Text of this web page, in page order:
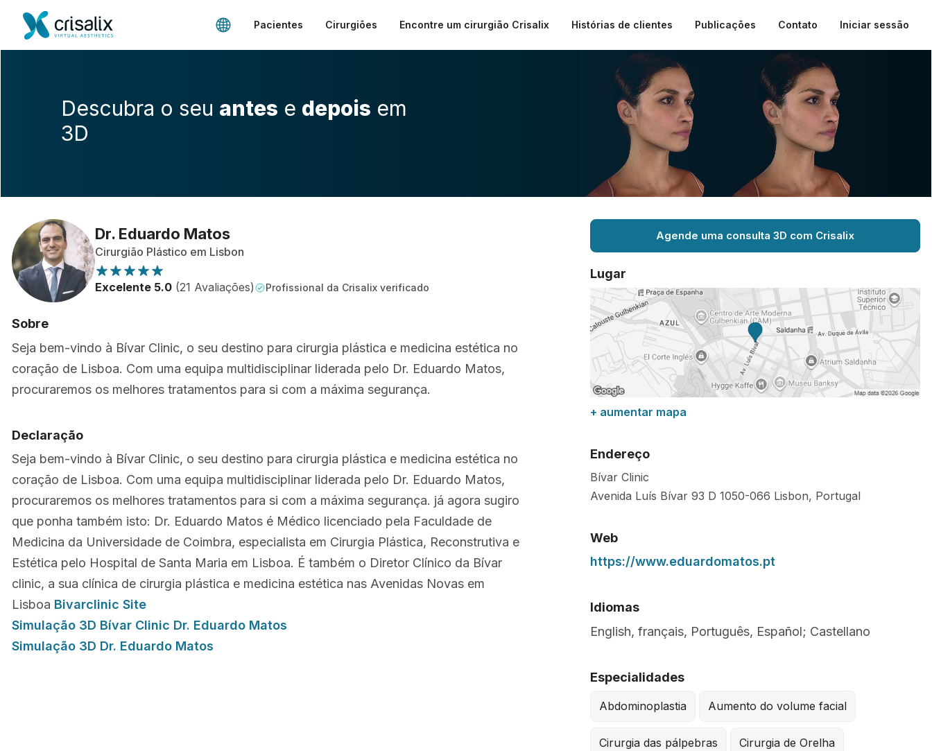
Pacientes Cirurgiões Encontre um cirurgião Crisalix Histórias de clientes Publicações Contato Iniciar sessão
Descubra o seu antes e depois em
3D
Dr. Eduardo Matos
Cirurgião Plástico em Lisbon
Excelente 5.0 (21 Avaliações) Profissional da Crisalix verificado
Sobre
Seja bem-vindo à Bívar Clinic, o seu destino para cirurgia plástica e medicina estética no
coração de Lisboa. Com uma equipa multidisciplinar liderada pelo Dr. Eduardo Matos,
procuraremos os melhores tratamentos para si com a máxima segurança.
Declaração
Seja bem-vindo à Bívar Clinic, o seu destino para cirurgia plástica e medicina estética no
coração de Lisboa. Com uma equipa multidisciplinar liderada pelo Dr. Eduardo Matos,
procuraremos os melhores tratamentos para si com a máxima segurança. já agora sugiro
que ponha também isto: Dr. Eduardo Matos é Médico licenciado pela Faculdade de
Medicina da Universidade de Coimbra, especialista em Cirurgia Plástica, Reconstrutiva e
Estética pelo Hospital de Santa Maria em Lisboa. É também o Diretor Clínico da Bívar
clinic, a sua clínica de cirurgia plástica e medicina estética nas Avenidas Novas em
Lisboa Bivarclinic Site
Simulação 3D Bívar Clinic Dr. Eduardo Matos
Simulação 3D Dr. Eduardo Matos
Agende uma consulta 3D com Crisalix
Lugar
+ aumentar mapa
Endereço
Bívar Clinic
Avenida Luís Bívar 93 D 1050-066 Lisbon, Portugal
Web
https://www.eduardomatos.pt
Idiomas
English, français, Português, Español; Castellano
Especialidades
Abdominoplastia Aumento do volume facial
Cirurgia das pálpebras Cirurgia de Orelha